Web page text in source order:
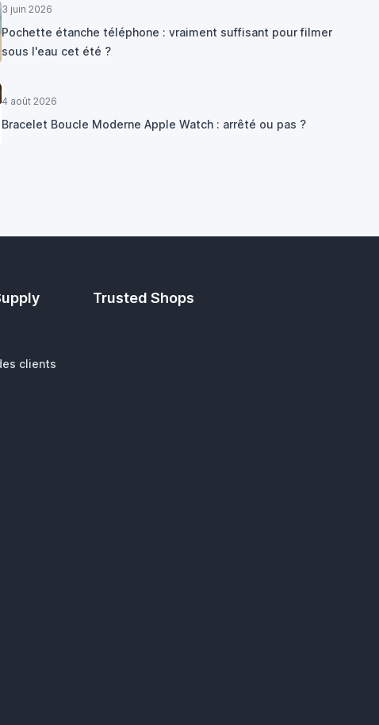
3 juin 2026
Pochette étanche téléphone : vraiment suffisant pour filmer
sous l'eau cet été ?
4 août 2026
Bracelet Boucle Moderne Apple Watch : arrêté ou pas ?
clients
Trusted Shops